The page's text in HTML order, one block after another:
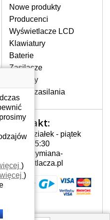
Wystarczy znać
klawiaturze
zdjęcie
magazynu.
MOŻE SIĘ
USTERKA
są pomijanie liter
innych liter oraz
samych znaków. W
klawisze nie
pozycji. Albo
mechaniczne, np.
z kilku
Nowe produkty
Producenci
Wyświetlacze LCD
Klawiatury
Baterie
Zasilacze
Zawiasy
Złącza zasilania
Kontakt:
Poniedziałek - piątek
7:00 - 15:30
info@wymiana-
wyswietlacza.pl
)
więcej )